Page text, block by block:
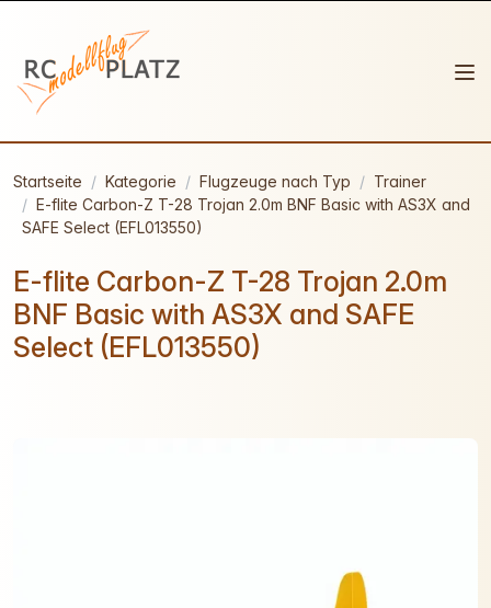
Startseite Kategorie Flugzeuge nach Typ
Trainer
E-flite Carbon-Z T-28 Trojan 2.0m BNF Basic with AS3X and
SAFE Select (EFL013550)
E-flite Carbon-Z T-28 Trojan 2.0m
BNF Basic with AS3X and SAFE
Select (EFL013550)